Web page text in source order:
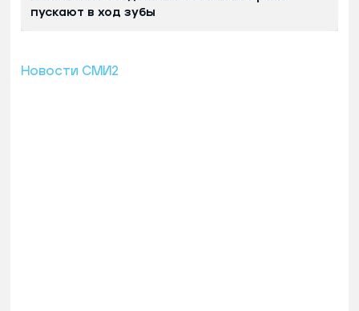
пускают в ход зубы
Новости СМИ2